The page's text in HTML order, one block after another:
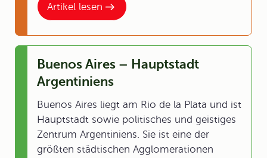
Artikel lesen
Buenos Aires – Hauptstadt
Argentiniens
Buenos Aires liegt am Rio de la Plata und ist
Hauptstadt sowie politisches und geistiges
Zentrum Argentiniens. Sie ist eine der
größten städtischen Agglomerationen